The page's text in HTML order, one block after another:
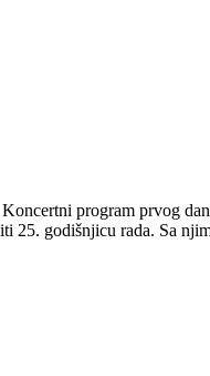
program prvog
25. godišnjicu rada. Sa